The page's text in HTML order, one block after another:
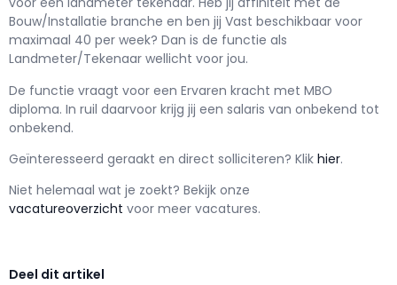
Bouw/Installatie branche en ben jij Vast beschikbaar voor
maximaal 40 per week? Dan is de functie als
Landmeter/Tekenaar wellicht voor jou.
De functie vraagt voor een Ervaren kracht met MBO
diploma. In ruil daarvoor krijg jij een salaris van onbekend tot
onbekend.
Geïnteresseerd geraakt en direct solliciteren? Klik hier.
Niet helemaal wat je zoekt? Bekijk onze
vacatureoverzicht voor meer vacatures.
Deel dit artikel